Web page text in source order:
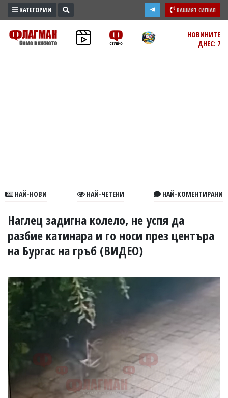
ПРОМО
ЗОНА
В
УКРАЙНА
СПОРТ
РАЗСЛЕДВАНЕ
БИЗНЕС
ЮГ
Веселин
v.vasilev@flagman.bg
Катя
Касабова,
еmail:
k.kassabova@flagman.bg
КАТЕГОРИИ ВАШИЯТ СИГНАЛ
НОВИНИТЕ
ДНЕС: 7
НАЙ-НОВИ НАЙ-ЧЕТЕНИ НАЙ-КОМЕНТИРАНИ
Наглец задигна колело, не успя да
разбие катинара и го носи през центъра
на Бургас на гръб (ВИДЕО)